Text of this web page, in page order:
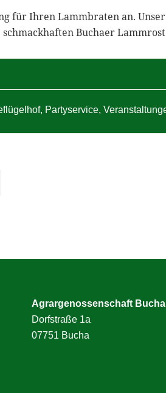
für Ihren Lammbraten an.
Buchaer
, Partyservice,
Agrargenossenschaft Bucha
Dorfstraße 1a
07751 Bucha